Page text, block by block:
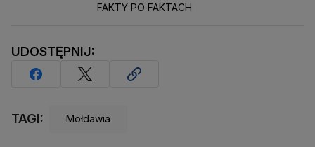
FAKTY PO FAKTACH
UDOSTĘPNIJ:
TAGI: Mołdawia